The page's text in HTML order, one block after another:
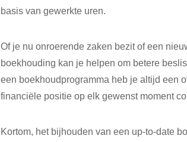
basis van gewerkte uren.
Of je nu onroerende zaken bezit of een
boekhouding kan je helpen om betere
een boekhoudprogramma heb je altijd een
financiële positie op elk gewenst moment
Kortom, het bijhouden van een up-to-date